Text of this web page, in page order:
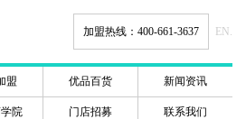
加盟热线：400-661-3637 EN.
盟 优品百货 新闻资讯
院 门店招募 联系我们